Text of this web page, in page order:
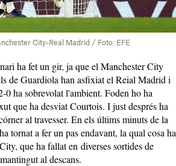
City-Real Madrid / Foto: EFE
ha fet un gir, ja que el Manchester City
de Guardiola han asfixiat el Reial Madrid i
0 ha sobrevolat l'ambient. Foden ho ha
que ha desviat Courtois. I just després ha
al travesser. En els últims minuts de la
tornat a fer un pas endavant, la qual cosa ha
que ha fallat en diverses sortides de
al descans.